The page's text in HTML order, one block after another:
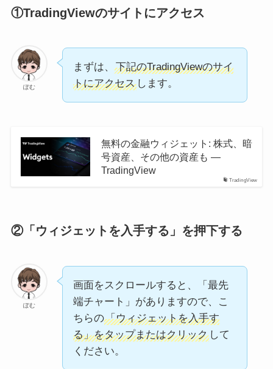
①TradingViewのサイトにアクセス
ぽむ
まずは、
下記のTradingViewのサイ
トにアクセスします。
TradingView
無料の金融ウィジェット: 株式、暗
号資産、その他の資産も —
TradingView
②「ウィジェットを入手する」を押下する
ぽむ
画面をスクロールすると、「最先
端チャート」がありますので、こ
ちらの「ウィジェットを入手す
る」をタップまたはクリックして
ください。